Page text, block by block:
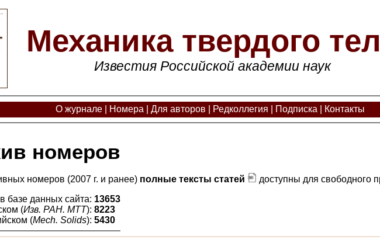
Механика твердого
Известия Российской академии наук
О журнале Номера Для авторов Редколлегия Подписка Контакты
номеров
номеров (2007 г. и ранее) полные тексты статей
доступны для свободного
базе данных сайта: 13653
(Изв. РАН. МТТ): 8223
(Mech. Solids): 5430